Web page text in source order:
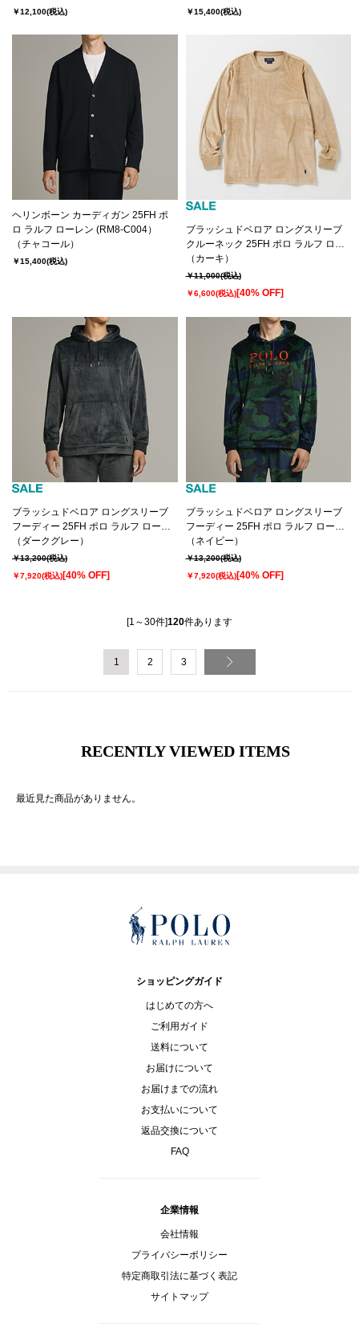
￥12,100(税込) ￥15,400(税込)
ヘリンボーン カーディガン 25FH ポ
ロ ラルフ ローレン (RM8-C004）
（チャコール）
￥15,400(税込)
ブラッシュドベロア ロングスリーブ
クルーネック 25FH ポロ ラルフ ロー
レン(RM8-C006）
（カーキ）
￥11,000(税込)
￥6,600(税込)[40% OFF]
ブラッシュドベロア ロングスリーブ
フーディー 25FH ポロ ラルフ ローレ
ン(RM8-C007）
（ダークグレー）
￥13,200(税込)
￥7,920(税込)[40% OFF]
ブラッシュドベロア ロングスリーブ
フーディー 25FH ポロ ラルフ ローレ
ン(RM8-C007）
（ネイビー）
￥13,200(税込)
￥7,920(税込)[40% OFF]
[1～30件]120件あります
1 2 3
RECENTLY VIEWED ITEMS
最近見た商品がありません。
ショッピングガイド
はじめての方へ
ご利用ガイド
送料について
お届けについて
お届けまでの流れ
お支払いについて
返品交換について
FAQ
企業情報
会社情報
プライバシーポリシー
特定商取引法に基づく表記
サイトマップ